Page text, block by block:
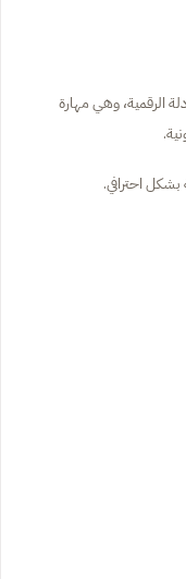
الرقمية، وهي مهارة
بشكل احترافي.